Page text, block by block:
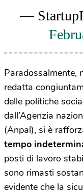
—
Paradossalmente,
redatta
delle politiche
dall’Agenzia
(Anpal), si è
tempo
posti di lavoro
sono rimasti
evidente che la